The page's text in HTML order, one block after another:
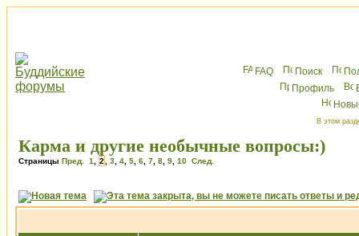
FAQ Поиск
Профиль
В этом
Карма и другие необычные вопросы:)
Страницы Пред. 1 2 3 4 5 6 7 8 9 10 След.